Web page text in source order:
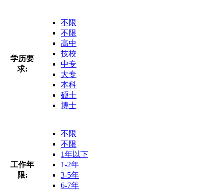
学历要
求:
不限
不限
高中
技校
中专
大专
本科
硕士
博士
工作年
限:
不限
不限
1年以下
1-2年
3-5年
6-7年